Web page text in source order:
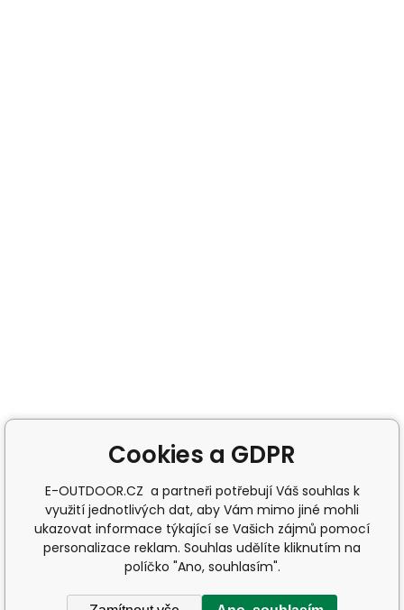
Cookies a GDPR
E-OUTDOOR.CZ a partneři potřebují Váš souhlas k
využití jednotlivých dat, aby Vám mimo jiné mohli
ukazovat informace týkající se Vašich zájmů pomocí
personalizace reklam. Souhlas udělíte kliknutím na
políčko "Ano, souhlasím".